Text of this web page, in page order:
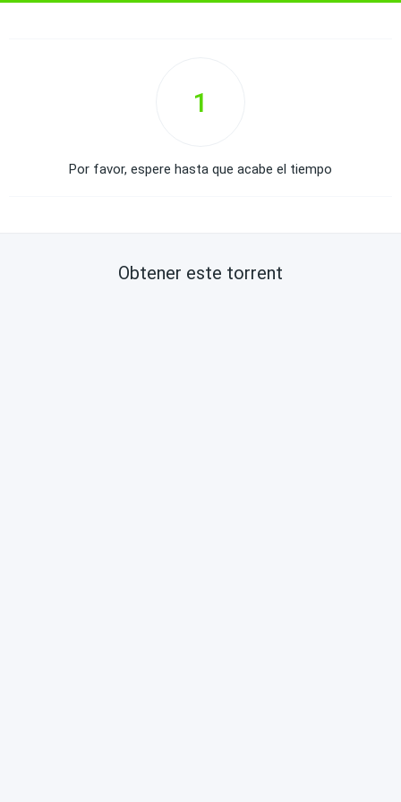
1
Por favor, espere hasta que acabe el tiempo
Obtener este torrent